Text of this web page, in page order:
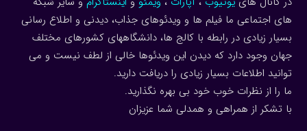
های اجتماعی ما فیلم ها و ویدئوهای جذاب، دیدنی و اطلاع رسانی
بسیار زیادی در رابطه با کالج ها، دانشگاههای کشورهای مختلف
جهان وجود دارد که دیدن این ویدئوها خالی از لطف نیست و می
توانید اطلاعات بسیار زیادی را دریافت دارید.
ما را از نظرات خوب خود بی بهره نگذارید.
با تشکر از همراهی و همدلی شما عزیزان